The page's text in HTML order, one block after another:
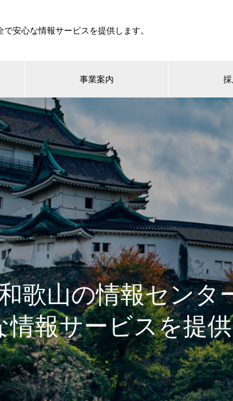
で安心な情報サービスを提供します。
事業案内
歌山の情報センタ
情報サービスを提